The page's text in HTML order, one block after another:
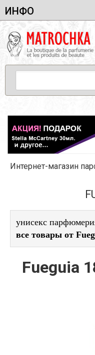
ИНФО
Интернет-магазин
унисекс
все товары от
Fueguia